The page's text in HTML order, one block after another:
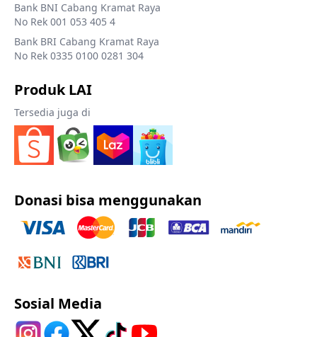
Bank BNI Cabang Kramat Raya
No Rek 001 053 405 4
Bank BRI Cabang Kramat Raya
No Rek 0335 0100 0281 304
Produk LAI
Tersedia juga di
Donasi bisa menggunakan
Sosial Media